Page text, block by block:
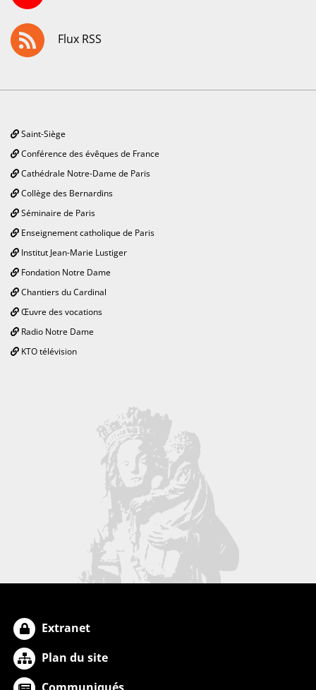
Flux RSS
Saint-Siège
Conférence des évêques de France
Cathédrale Notre-Dame de Paris
Collège des Bernardins
Séminaire de Paris
Enseignement catholique de Paris
Institut Jean-Marie Lustiger
Fondation Notre Dame
Chantiers du Cardinal
Œuvre des vocations
Radio Notre Dame
KTO télévision
Extranet
Plan du site
Communiqués